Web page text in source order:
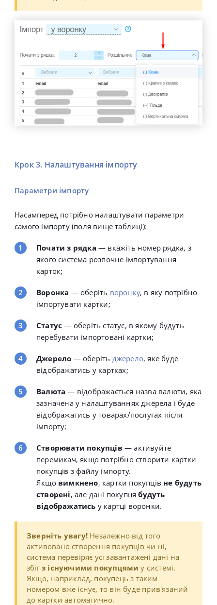
Крок 3. Налаштування імпорту
Параметри імпорту
Насамперед потрібно налаштувати параметри
самого імпорту (поля вище таблиці):
Почати з рядка — вкажіть номер рядка, з
якого система розпочне імпортування
карток;
Воронка — оберіть воронку, в яку потрібно
імпортувати картки;
Статус — оберіть статус, в якому будуть
перебувати імпортовані картки;
Джерело — оберіть джерело, яке буде
відображатись у картках;
Валюта — відображається назва валюти, яка
зазначена у налаштуваннях джерела і буде
відображатись у товарах/послугах після
імпорту;
Створювати покупців — активуйте
перемикач, якщо потрібно створити картки
покупців з файлу імпорту.
Якщо вимкнено, картки покупців не будуть
створені,але дані покупцябудуть
відображатись у картці воронки.
Зверніть увагу! Незалежно від того
активовано створення покупців чи ні,
система перевіряє усі завантажені дані на
збіг з існуючими покупцями у системі.
Якщо, наприклад, покупець з таким
номером вже існує, то він буде прив'язаний
до картки автоматично.